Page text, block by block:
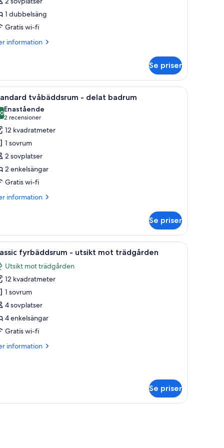
1 dubbelsäng
Gratis wi-fi
information
Se priser
gardiner och väggmonterade lampor.Ett sovrum med två sängar, en stol, ett
1 tvåbäddsrum - delat badrum
av 10
Enastående
2 recensioner
(2 recensioner)
12 kvadratmeter
1 sovrum
2 sovplatser
2 enkelsängar
Gratis wi-fi
information
Se priser
Classic fyrbäddsrum - utsikt mot
1 fyrbäddsrum - utsikt mot trädgården
Utsikt mot trädgården
12 kvadratmeter
1 sovrum
4 sovplatser
4 enkelsängar
Gratis wi-fi
information
Se priser